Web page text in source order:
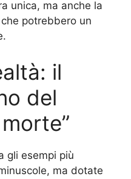
unica, ma anche la
potrebbero un
il
del
gli esempi più
ma dotate